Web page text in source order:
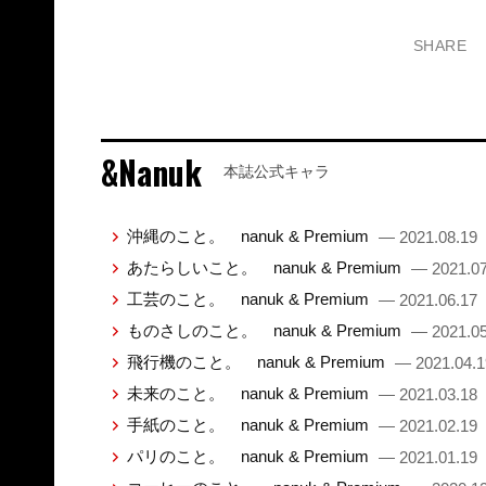
SHARE
&Nanuk 本誌公式キャラ
沖縄のこと。 nanuk & Premium — 2021.08.19
あたらしいこと。 nanuk & Premium —
工芸のこと。 nanuk & Premium — 2021.06.17
ものさしのこと。 nanuk & Premium —
飛行機のこと。 nanuk & Premium —
未来のこと。 nanuk & Premium — 2021.03.18
手紙のこと。 nanuk & Premium — 2021.02.19
パリのこと。 nanuk & Premium — 2021.01.19